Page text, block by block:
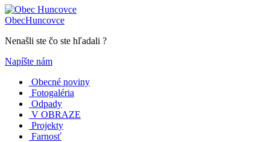
ObecHuncovce
Nenašli ste čo ste hľadali ?
Napíšte nám
Obecné noviny
Fotogaléria
Odpady
V OBRAZE
Projekty
Farnosť